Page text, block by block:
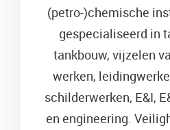
(petro-)chemische
gespecialiseerd in
tankbouw, vijzelen
werken,
schilderwerken, E&I,
en engineering.